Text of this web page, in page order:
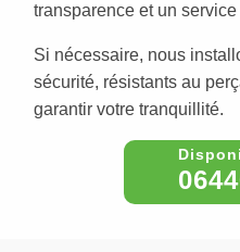
transparence et un
Si nécessaire, nous
sécurité, résistants au
garantir votre tranquillité.